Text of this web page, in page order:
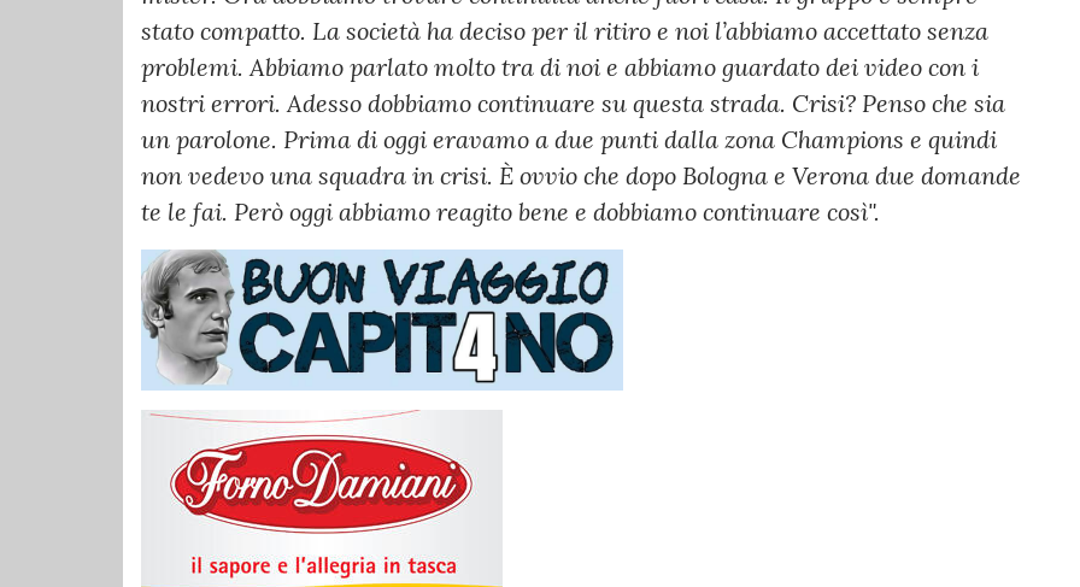
stato compatto. La società ha deciso per il ritiro e noi l’abbiamo accettato senza
problemi. Abbiamo parlato molto tra di noi e abbiamo guardato dei video con i
nostri errori. Adesso dobbiamo continuare su questa strada. Crisi? Penso che sia
un parolone. Prima di oggi eravamo a due punti dalla zona Champions e quindi
non vedevo una squadra in crisi. È ovvio che dopo Bologna e Verona due domande
te le fai. Però oggi abbiamo reagito bene e dobbiamo continuare così".